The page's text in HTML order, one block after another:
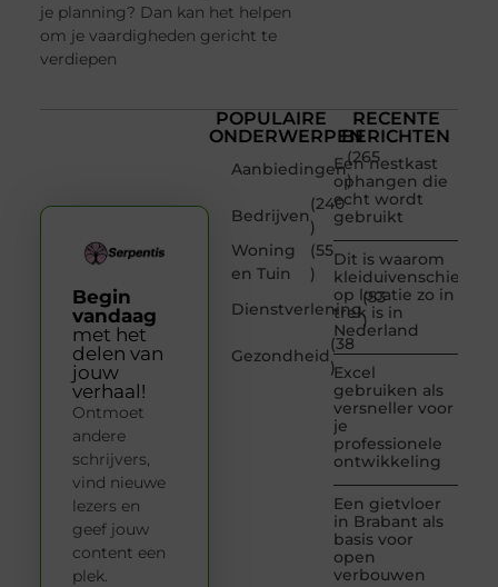
je planning? Dan kan het helpen
om je vaardigheden gericht te
verdiepen
POPULAIRE
ONDERWERPEN
Aanbiedingen
(265
)
Bedrijven
(240
)
Woning
en Tuin
(55
)
Dienstverlening
(53
)
Gezondheid
(38
)
RECENTE
BERICHTEN
Een nestkast
ophangen die
echt wordt
gebruikt
Dit is waarom
kleiduivenschieten
op locatie zo in
trek is in
Nederland
Excel
gebruiken als
versneller voor
je
professionele
ontwikkeling
Een gietvloer
in Brabant als
basis voor
open
verbouwen
Begin
vandaag
met het
delen van
jouw
verhaal!
Ontmoet
andere
schrijvers,
vind nieuwe
lezers en
geef jouw
content een
plek.